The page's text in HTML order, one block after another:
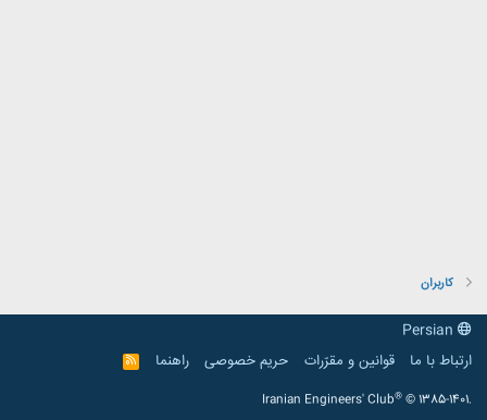
کاربران
ارتباط با ما
قوانین و مقرّرات حریم خصوصی راهنما
R
S
Iranian Engineers' Club® © 1385-1401.